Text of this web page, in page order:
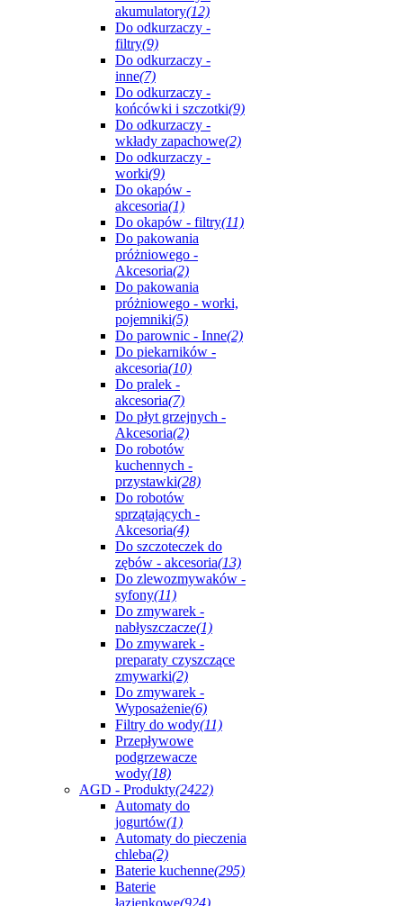
akumulatory(12)
Do odkurzaczy -
filtry(9)
Do odkurzaczy -
inne(7)
Do odkurzaczy -
końcówki i szczotki(9)
Do odkurzaczy -
wkłady zapachowe(2)
Do odkurzaczy -
worki(9)
Do okapów -
akcesoria(1)
Do okapów - filtry(11)
Do pakowania
próżniowego -
Akcesoria(2)
Do pakowania
próżniowego - worki,
pojemniki(5)
Do parownic - Inne(2)
Do piekarników -
akcesoria(10)
Do pralek -
akcesoria(7)
Do płyt grzejnych -
Akcesoria(2)
Do robotów
kuchennych -
przystawki(28)
Do robotów
sprzątających -
Akcesoria(4)
Do szczoteczek do
zębów - akcesoria(13)
Do zlewozmywaków -
syfony(11)
Do zmywarek -
nabłyszczacze(1)
Do zmywarek -
preparaty czyszczące
zmywarki(2)
Do zmywarek -
Wyposażenie(6)
Filtry do wody(11)
Przepływowe
podgrzewacze
wody(18)
AGD - Produkty(2422)
Automaty do
jogurtów(1)
Automaty do pieczenia
chleba(2)
Baterie kuchenne(295)
Baterie
łazienkowe(924)